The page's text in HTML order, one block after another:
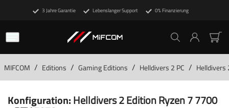
3 Jahre Garantie Lebenslanger Support 0% Finanzierung
MIFCOM / Editions / Gaming Editions / Helldivers 2 PC / Helldivers
Konfiguration:Helldivers 2 Edition Ryzen 7 7700